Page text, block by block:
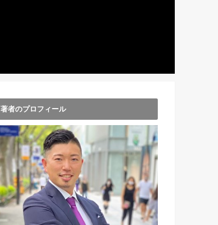
著者のプロフィール